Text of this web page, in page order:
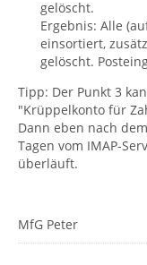
gelöscht.
Ergebnis: Alle
einsortiert,
gelöscht.
Tipp: Der Punkt 3
"Krüppelkonto für
Dann eben nach
Tagen vom IMAP-
überläuft.
MfG Peter